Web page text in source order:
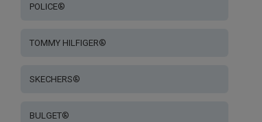
POLICE®
TOMMY HILFIGER®
SKECHERS®
BULGET®